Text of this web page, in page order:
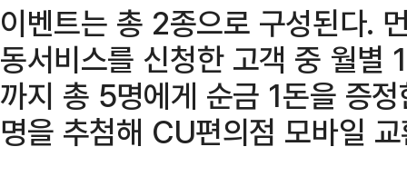
이벤트는 총 2종으로 구성된다.
동서비스를 신청한 고객 중 월별
까지 총 5명에게 순금 1돈을 증
명을 추첨해 CU편의점 모바일